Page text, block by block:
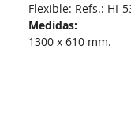
Flexible: Refs.: HI-
Medidas:
1300 x 610 mm.